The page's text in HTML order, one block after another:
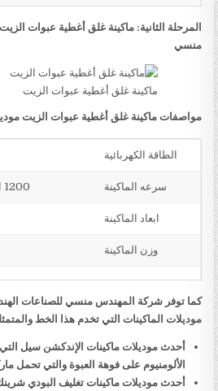
منسي
ماكينة غلق أغطية عبوات الزيت
مواصفات ماكينة غلق أغطية عبوات الزيت موديل 461 ماركة مهندس
الطاقة الكهربائية
سرعه الماكينة 1200 الى 2000 غطاء فى الساعة
ابعاد الماكينة
وزن الماكينة
كما توفر شركة المهندس منسي للصناعات
موديلات الماكينات التي تخدم هذا الخط
أحدث موديلات ماكينات الإندكشن سيل
الألومنيوم على فوهة العبوة والتي تحمل
أحدث موديلات ماكينات تغليف البودي